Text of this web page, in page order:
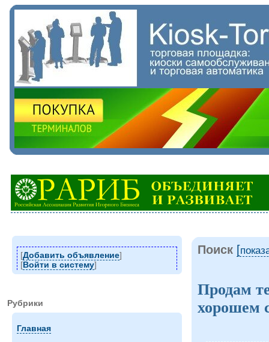
[Добавить объявление]
[Войти в систему]
Рубрики
Главная
Поиск [
Продам
хорошем